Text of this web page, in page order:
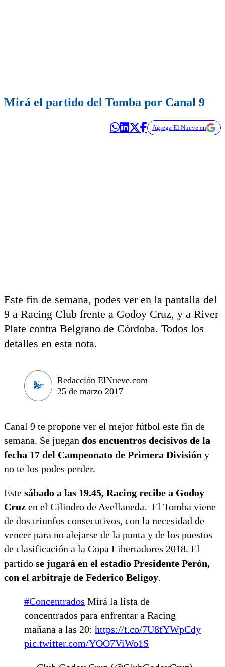
Mirá el partido del Tomba por Canal 9
Agrega El Nueve en
Este fin de semana, podes ver en la pantalla del
9 a Racing Club frente a Godoy Cruz, y a River
Plate contra Belgrano de Córdoba. Todos los
detalles en esta nota.
Redacción ElNueve.com
25 de marzo 2017
Canal 9 te propone ver el mejor fútbol este fin de
semana. Se juegan dos encuentros decisivos de la
fecha 17 del Campeonato de Primera División y
no te los podes perder.
Este sábado a las 19.45, Racing recibe a Godoy
Cruz en el Cilindro de Avellaneda. El Tomba viene
de dos triunfos consecutivos, con la necesidad de
vencer para no alejarse de la punta y de los puestos
de clasificación a la Copa Libertadores 2018. El
partido se jugará en el estadio Presidente Perón,
con el arbitraje de Federico Beligoy.
#Concentrados Mirá la lista de
concentrados para enfrentar a Racing
mañana a las 20: https://t.co/7U8fYWpCdy
pic.twitter.com/YOO7ViWo1S